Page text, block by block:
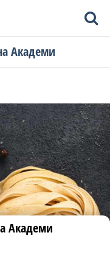
Академи
Академи